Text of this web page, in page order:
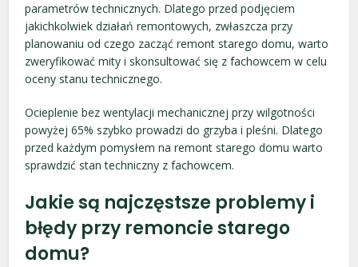
parametrów technicznych. Dlatego przed podjęciem
jakichkolwiek działań remontowych, zwłaszcza przy
planowaniu od czego zacząć remont starego domu, warto
zweryfikować mity i skonsultować się z fachowcem w celu
oceny stanu technicznego.
Ocieplenie bez wentylacji mechanicznej przy wilgotności
powyżej 65% szybko prowadzi do grzyba i pleśni. Dlatego
przed każdym pomysłem na remont starego domu warto
sprawdzić stan techniczny z fachowcem.
Jakie są najczęstsze problemy i
błędy przy remoncie starego
domu?